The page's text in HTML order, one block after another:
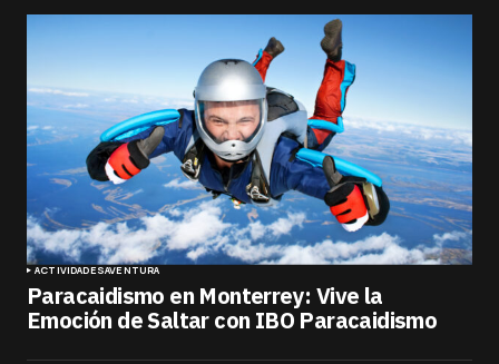
ACTIVIDADESAVENTURA
Paracaidismo en Monterrey: Vive la
Emoción de Saltar con IBO Paracaidismo